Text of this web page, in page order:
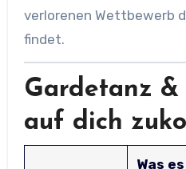
verlorenen Wettbewerb
findet.
Gardetanz &
auf dich
Was es